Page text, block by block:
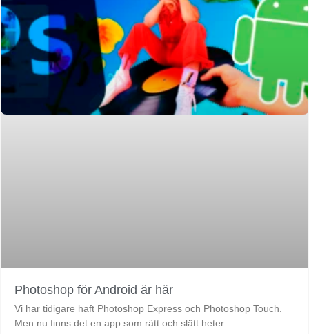
Photoshop för Android är här
Vi har tidigare haft Photoshop Express och Photoshop Touch.
Men nu finns det en app som rätt och slätt heter